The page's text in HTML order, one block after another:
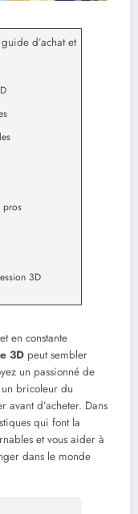
d’achat et
pros
3D
en constante
3D peut sembler
un passionné de
bricoleur du
avant d’acheter. Dans
qui font la
et vous aider à
dans le monde